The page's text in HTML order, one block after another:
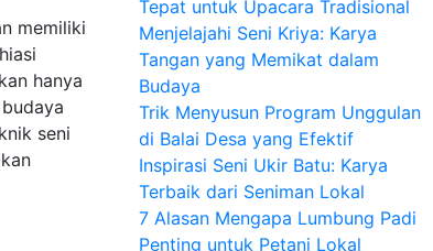
memiliki
hanya
seni
Tepat untuk Upacara Tradisional
Menjelajahi Seni Kriya: Karya
Tangan yang Memikat dalam
Budaya
Trik Menyusun Program Unggulan
di Balai Desa yang Efektif
Inspirasi Seni Ukir Batu: Karya
Terbaik dari Seniman Lokal
7 Alasan Mengapa Lumbung Padi
Penting untuk Petani Lokal